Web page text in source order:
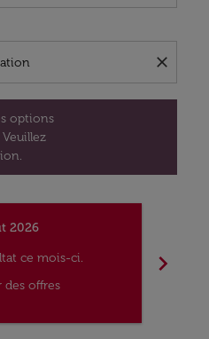
close
options
2026
ce mois-ci.
des offres
chevron_right